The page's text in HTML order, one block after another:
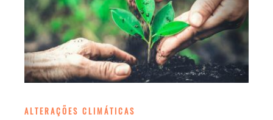
ALTERAÇÕES CLIMÁTICAS